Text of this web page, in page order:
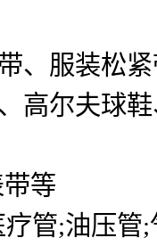
、服装松
高尔夫球
等
管;油压